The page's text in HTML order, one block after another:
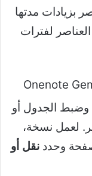
بزيادات مدتها
لفترات
وضبط الجدول أو
لعمل نسخة،
وحدد نقل أو